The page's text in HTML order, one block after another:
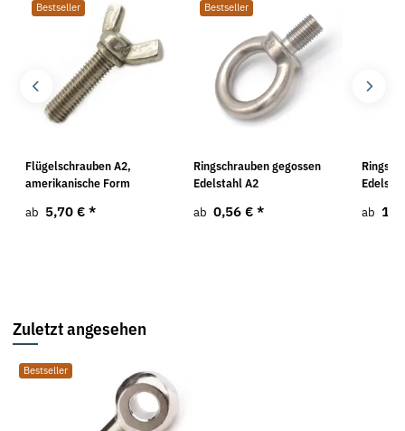
Bestseller
Flügelschrauben A2,
amerikanische Form
ab 5,70 € *
Bestseller
Ringschrauben gegossen
Edelstahl A2
ab 0,56 € *
ab
Zuletzt angesehen
Bestseller